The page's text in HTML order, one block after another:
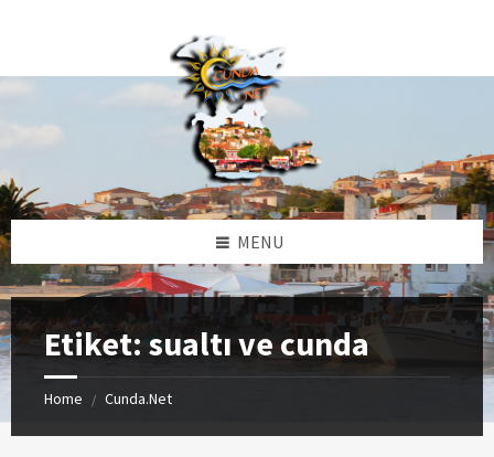
MENU
Etiket: sualtı ve cunda
Home / Cunda.Net